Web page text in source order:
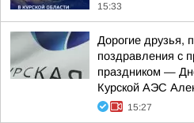
15:33
Дорогие друзья,
поздравления с
праздником —
Курской АЭС
15:27